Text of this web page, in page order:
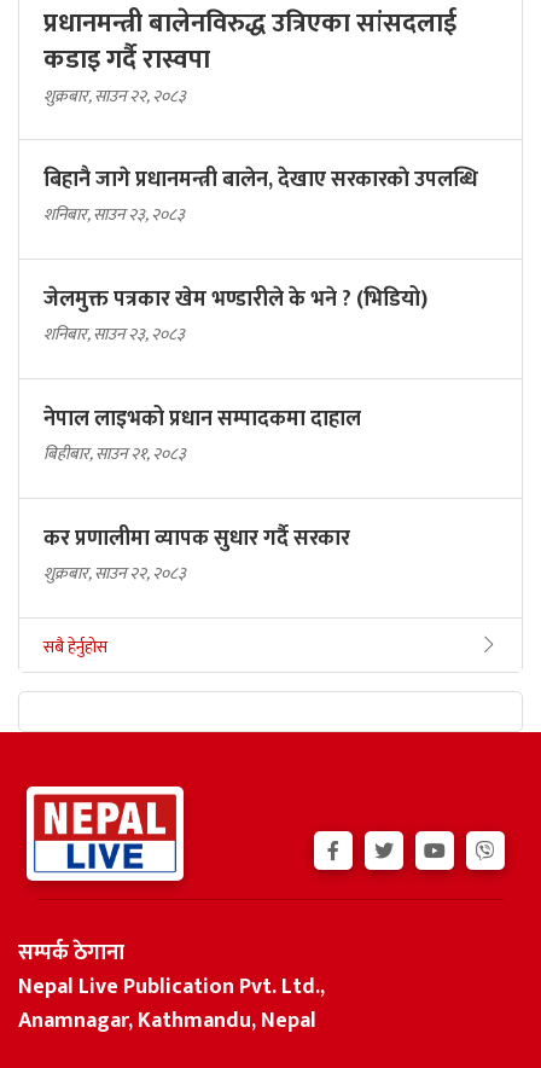
प्रधानमन्त्री बालेनविरुद्ध उत्रिएका सांसदलाई
कडाइ गर्दै रास्वपा
शुक्रबार, साउन २२, २०८३
बिहानै जागे प्रधानमन्त्री बालेन, देखाए सरकारकाे उपलब्धि
शनिबार, साउन २३, २०८३
जेलमुक्त पत्रकार खेम भण्डारीले के भने ? (भिडियो)
शनिबार, साउन २३, २०८३
नेपाल लाइभको प्रधान सम्पादकमा दाहाल
बिहीबार, साउन २१, २०८३
कर प्रणालीमा व्यापक सुधार गर्दै सरकार
शुक्रबार, साउन २२, २०८३
सबै हेर्नुहोस
सम्पर्क ठेगाना
Nepal Live Publication Pvt. Ltd.,
Anamnagar, Kathmandu, Nepal